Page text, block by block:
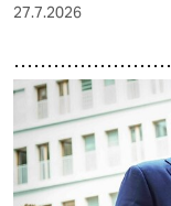
27.7.2026